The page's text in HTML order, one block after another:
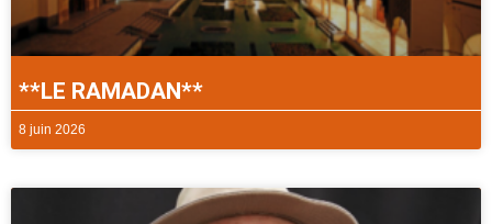
**LE RAMADAN**
8 juin 2026